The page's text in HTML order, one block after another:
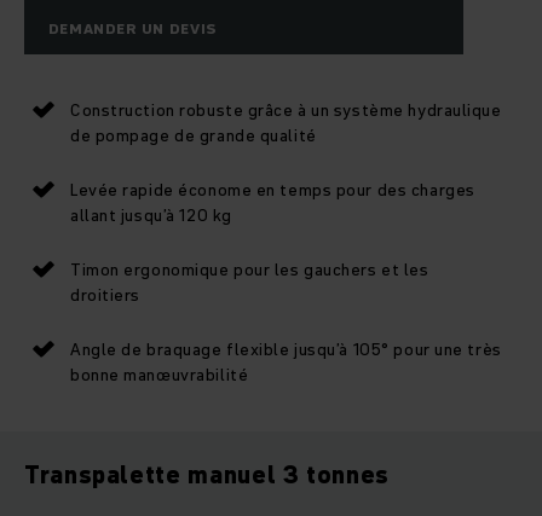
DEMANDER UN DEVIS
Construction robuste grâce à un système hydraulique
de pompage de grande qualité
Levée rapide économe en temps pour des charges
allant jusqu’à 120 kg
Timon ergonomique pour les gauchers et les
droitiers
Angle de braquage flexible jusqu’à 105° pour une très
bonne manœuvrabilité
Transpalette manuel 3 tonnes